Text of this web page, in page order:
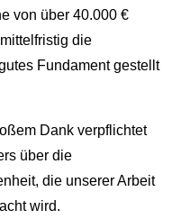
von über 40.000 €
die
Fundament gestellt
Dank verpflichtet
über die
die unserer Arbeit
wird.